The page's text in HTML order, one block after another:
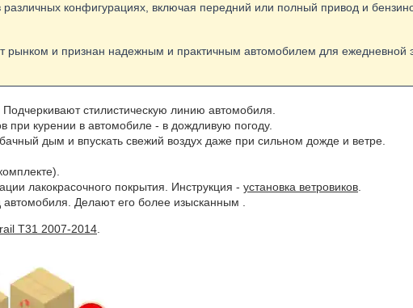
конфигурациях, включая передний или полный привод и
и признан надежным и практичным автомобилем для ежедневной
стилистическую линию автомобиля.
при курении в автомобиле - в дождливую погоду.
дым и впускать свежий воздух даже при сильном дожде и ветре.
лакокрасочного покрытия. Инструкция - установка ветровиков
Делают его более изысканным .
T31 2007-2014